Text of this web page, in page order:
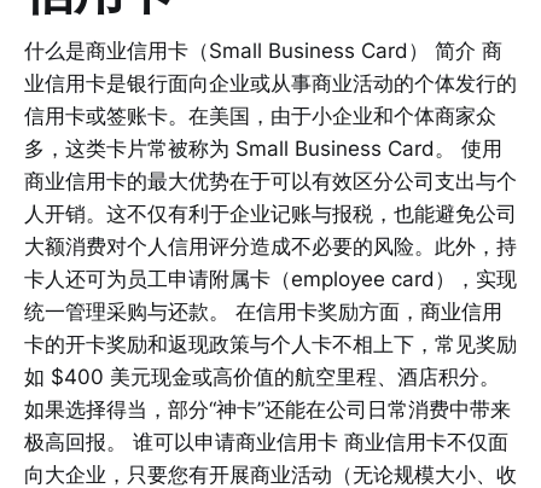
什么是商业信用卡（Small Business Card） 简介 商
业信用卡是银行面向企业或从事商业活动的个体发行的
信用卡或签账卡。在美国，由于小企业和个体商家众
多，这类卡片常被称为 Small Business Card。 使用
商业信用卡的最大优势在于可以有效区分公司支出与个
人开销。这不仅有利于企业记账与报税，也能避免公司
大额消费对个人信用评分造成不必要的风险。此外，持
卡人还可为员工申请附属卡（employee card），实现
统一管理采购与还款。 在信用卡奖励方面，商业信用
卡的开卡奖励和返现政策与个人卡不相上下，常见奖励
如 $400 美元现金或高价值的航空里程、酒店积分。
如果选择得当，部分“神卡”还能在公司日常消费中带来
极高回报。 谁可以申请商业信用卡 商业信用卡不仅面
向大企业，只要您有开展商业活动（无论规模大小、收